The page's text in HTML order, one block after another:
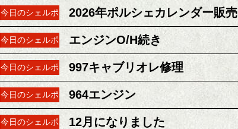
今日のシェルポ 2026年ポルシェカレンダー販売
今日のシェルポ エンジンO/H続き
今日のシェルポ 997キャブリオレ修理
今日のシェルポ 964エンジン
今日のシェルポ 12月になりました